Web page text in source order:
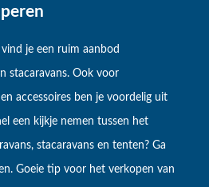
je een ruim aanbod
stacaravans. Ook voor
accessoires ben je voordelig uit
een kijkje nemen tussen het
stacaravans en tenten? Ga
Goeie tip voor het verkopen van